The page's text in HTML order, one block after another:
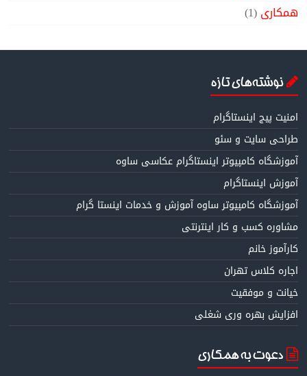
همکاری(1)
نوشته‌های تازه
امنیت پیج اینستاگرام
طراحی سایت و سئو
آموزشگاه کامپیوتر اینستاگرام عکاسی ساوه
آموزش اینستاگرام
آموزشگاه کامپیوتر ساوه آموزش و خدمات اینستا گرام
مشاوره کسب و کار اینترنتی
کارآموز خانم
اجاره کلاس تهران
خیانت و موفقیت
افزایش بهره وری شغلی
دعوت به همکاری